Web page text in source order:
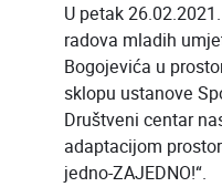
U petak
radova mladih
Bogojevića u
sklopu ustanove
Društveni centar
adaptacijom
jedno-ZAJEDNO!“.